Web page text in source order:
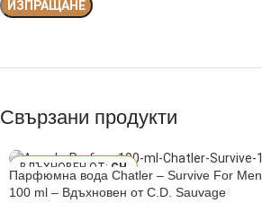
Свързани продукти
CH
RISTIAN DIOR SAUV
AGE
Парфюмна вода Chatler – Survive For Men
100 ml – Вдъхновен от C.D. Sauvage